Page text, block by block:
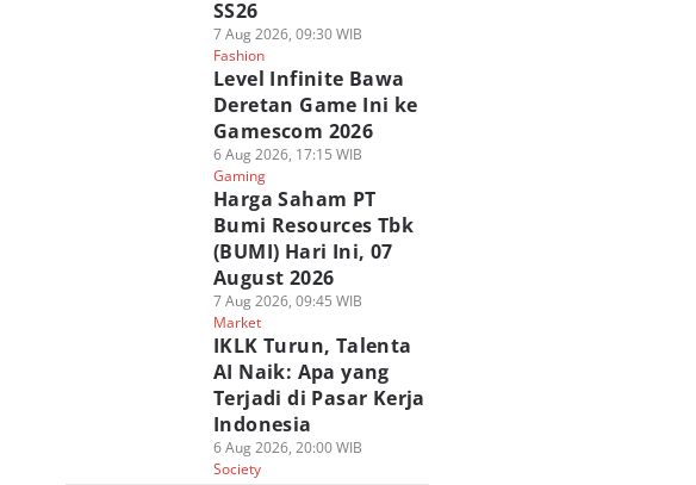
SS26
7 Aug 2026, 09:30 WIB
Fashion
Level Infinite Bawa
Deretan Game Ini ke
Gamescom 2026
6 Aug 2026, 17:15 WIB
Gaming
Harga Saham PT
Bumi Resources Tbk
(BUMI) Hari Ini, 07
August 2026
7 Aug 2026, 09:45 WIB
Market
IKLK Turun, Talenta
AI Naik: Apa yang
Terjadi di Pasar Kerja
Indonesia
6 Aug 2026, 20:00 WIB
Society